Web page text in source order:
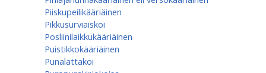
Piiskupeilikääriäinen
Pikkusurviaiskoi
Posliinilaikkukääriäinen
Puistikkokääriäinen
Punalattakoi